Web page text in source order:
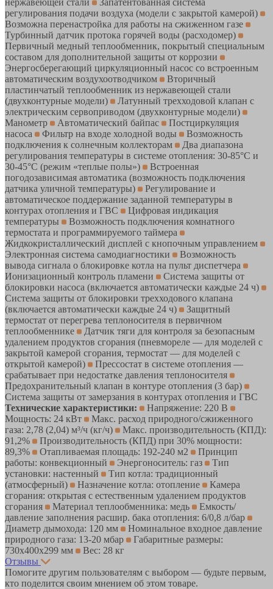
регулирования подачи воздуха (модели с закрытой камерой)
Возможна перенастройка для работы на сжиженном газе
Турбинный датчик протока горячей воды (расходомер)
Первичный медный теплообменник, покрытый специальным
составом для дополнительной защиты от коррозии
Энергосберегающий циркуляционный насос со встроенным
автоматическим воздухоотводчиком
Вторичный
пластинчатый теплообменник из нержавеющей стали
(двухконтурные модели)
Латунный трехходовой клапан с
электрическим сервоприводом (двухконтурные модели)
Манометр
Автоматический байпас
Постциркуляция
насоса
Фильтр на входе холодной воды
Возможность
подключения к солнечным коллекторам
Два диапазона
регулирования температуры в системе отопления: 30-85°С и
30-45°С (режим «теплые полы»)
Встроенная
погодозависимая автоматика (возможность подключения
датчика уличной температуры)
Регулирование и
автоматическое поддержание заданной температуры в
контурах отопления и ГВС
Цифровая индикация
температуры
Возможность подключения комнатного
термостата и программируемого таймера
Жидкокристаллический дисплей с кнопочным управлением
Электронная система самодиагностики
Возможность
вывода сигнала о блокировке котла на пульт диспетчера
Ионизационный контроль пламени
Система защиты от
блокировки насоса (включается автоматически каждые 24 ч)
Система защиты от блокировки трехходового клапана
(включается автоматически каждые 24 ч)
Защитный
термостат от перегрева теплоносителя в первичном
теплообменнике
Датчик тяги для контроля за безопасным
удалением продуктов сгорания (пневмореле — для моделей с
закрытой камерой сгорания, термостат — для моделей с
открытой камерой)
Прессостат в системе отопления —
срабатывает при недостатке давления теплоносителя
Предохранительный клапан в контуре отопления (3 бар)
Система защиты от замерзания в контурах отопления и ГВС
Технические характеристики:
Напряжение: 220 В
Мощность: 24 кВт
Макс. расход природного/сжиженного
газа: 2,78 (2,04) м³/ч (кг/ч)
Макс. производительность (КПД):
91,2%
Производительность (КПД) при 30% мощности:
89,3%
Отапливаемая площадь: 192-240 м2
Принцип
работы: конвекционный
Энергоноситель: газ
Тип
установки: настенный
Тип котла: традиционный
(атмосферный)
Назначение котла: отопление
Камера
сгорания: открытая с естественным удалением продуктов
сгорания
Материал теплообменника: медь
Емкость/
давление заполнения расшир. бака отопления: 6/0,8 л/бар
Диаметр дымохода: 120 мм
Номинальное входное давление
природного газа: 13-20 мбар
Габаритные размеры:
730х400х299 мм
Вес: 28 кг
Отзывы
Помогите другим пользователям с выбором — будьте первым,
кто поделится своим мнением об этом товаре.